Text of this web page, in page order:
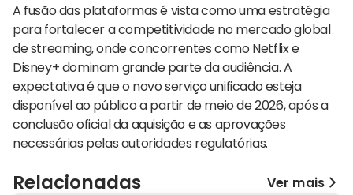
A fusão das plataformas é vista como uma estratégia
para fortalecer a competitividade no mercado global
de streaming, onde concorrentes como Netflix e
Disney+ dominam grande parte da audiência. A
expectativa é que o novo serviço unificado esteja
disponível ao público a partir de meio de 2026, após a
conclusão oficial da aquisição e as aprovações
necessárias pelas autoridades regulatórias.
Relacionadas Ver mais